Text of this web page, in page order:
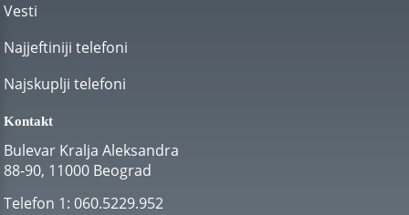
Vesti
Najjeftiniji telefoni
Najskuplji telefoni
Kontakt
Bulevar Kralja Aleksandra
88-90, 11000 Beograd
Telefon 1: 060.5229.952